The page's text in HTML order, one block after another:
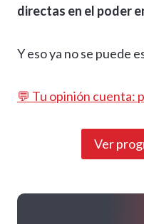
directas en el poder
Y eso ya no se puede
💬 Tu opinión cuenta:
Ver